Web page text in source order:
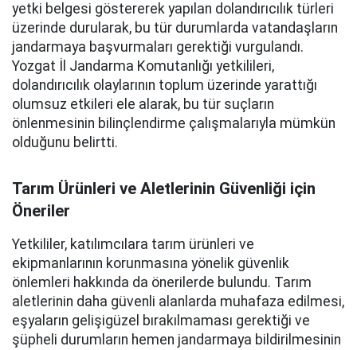
yetki belgesi göstererek yapılan dolandırıcılık türleri
üzerinde durularak, bu tür durumlarda vatandaşların
jandarmaya başvurmaları gerektiği vurgulandı.
Yozgat İl Jandarma Komutanlığı yetkilileri,
dolandırıcılık olaylarının toplum üzerinde yarattığı
olumsuz etkileri ele alarak, bu tür suçların
önlenmesinin bilinçlendirme çalışmalarıyla mümkün
olduğunu belirtti.
Tarım Ürünleri ve Aletlerinin Güvenliği için
Öneriler
Yetkililer, katılımcılara tarım ürünleri ve
ekipmanlarının korunmasına yönelik güvenlik
önlemleri hakkında da önerilerde bulundu. Tarım
aletlerinin daha güvenli alanlarda muhafaza edilmesi,
eşyaların gelişigüzel bırakılmaması gerektiği ve
şüpheli durumların hemen jandarmaya bildirilmesinin